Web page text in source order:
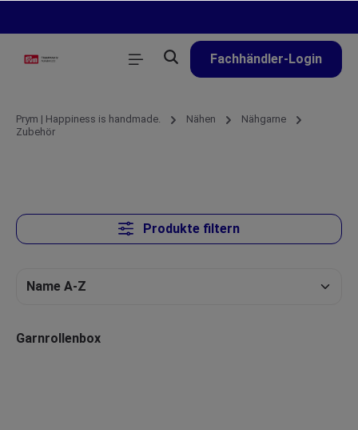
Fachhändler-Login
Prym | Happiness is handmade. Nähen
Nähgarne
Zubehör
Produkte filtern
Garnrollenbox